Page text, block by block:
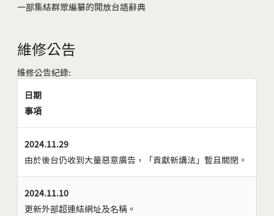
一部集結群眾編纂的開放台語辭典
維修公告
維修公告紀錄:
日期
事項
2024.11.29
由於後台仍收到大量惡意廣告，「貢獻新講法」暫且關閉。
2024.11.10
更新外部超連結網址及名稱。